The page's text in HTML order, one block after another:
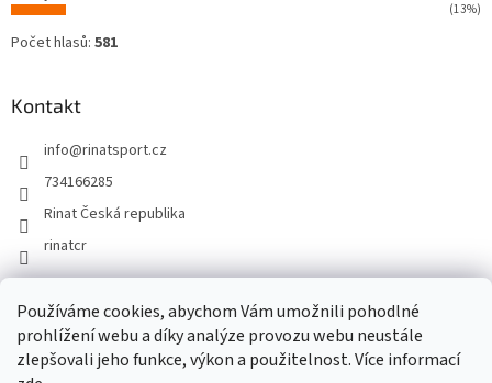
Používáme cookies, abychom Vám umožnili pohodlné
prohlížení webu a díky analýze provozu webu neustále
zlepšovali jeho funkce, výkon a použitelnost. Více informací
(13%)
Počet hlasů: 581
Kontakt
info@rinatsport.cz
734166285
Rinat Česká republika
rinatcr
Rinat Europe www.sport4outlet.cz